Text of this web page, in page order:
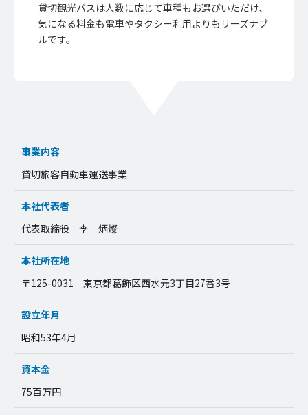
貸切観光バスは人数に応じて車種もお選びいただけ、
気になる料金も電車やタクシー利用よりもリーズナブ
ルです。
事業内容
貸切旅客自動車運送事業
本社代表者
代表取締役 李 炳燦
本社所在地
〒125-0031 東京都葛飾区西水元3丁目27番3号
設立年月
昭和53年4月
資本金
75百万円